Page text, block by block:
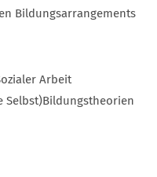
Bildungsarrangements
Arbeit